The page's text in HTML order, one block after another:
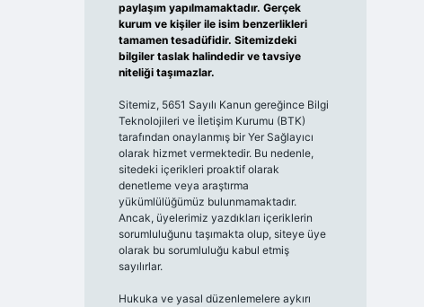
paylaşım yapılmamaktadır. Gerçek
kurum ve kişiler ile isim benzerlikleri
tamamen tesadüfidir. Sitemizdeki
bilgiler taslak halindedir ve tavsiye
niteliği taşımazlar.
Sitemiz, 5651 Sayılı Kanun gereğince Bilgi
Teknolojileri ve İletişim Kurumu (BTK)
tarafından onaylanmış bir Yer Sağlayıcı
olarak hizmet vermektedir. Bu nedenle,
sitedeki içerikleri proaktif olarak
denetleme veya araştırma
yükümlülüğümüz bulunmamaktadır.
Ancak, üyelerimiz yazdıkları içeriklerin
sorumluluğunu taşımakta olup, siteye üye
olarak bu sorumluluğu kabul etmiş
sayılırlar.
Hukuka ve yasal düzenlemelere aykırı